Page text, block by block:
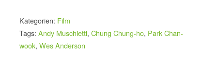
Kategorien: Film
Tags: Andy Muschietti, Chung Chung-ho, Park Chan-
wook, Wes Anderson